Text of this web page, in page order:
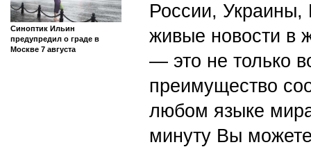
Синоптик Ильин
предупредил о граде в
Москве 7 августа
России,
живые новости в
— это не только
преимущество
любом языке
минуту Вы